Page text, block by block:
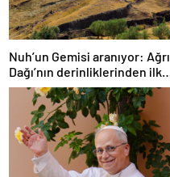
Nuh’un Gemisi aranıyor: Ağrı
Dağı’nın derinliklerinden ilk
kanıt